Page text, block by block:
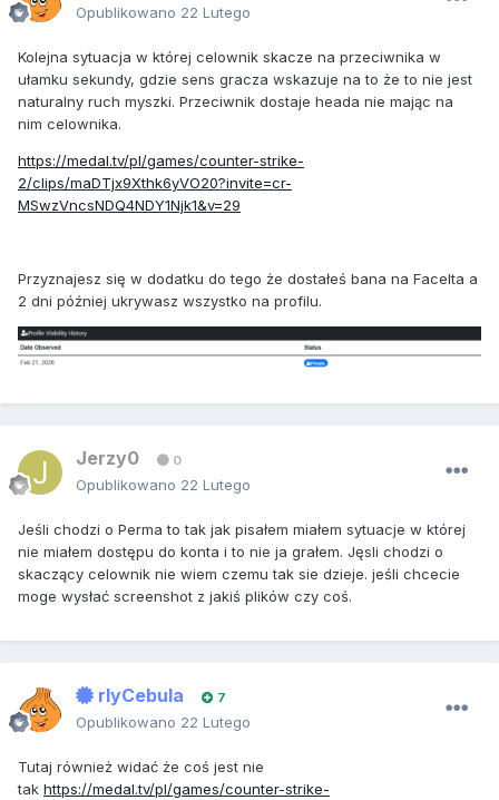
Opublikowano 22 Lutego
Kolejna sytuacja w której celownik skacze na przeciwnika w
ułamku sekundy, gdzie sens gracza wskazuje na to że to nie jest
naturalny ruch myszki. Przeciwnik dostaje heada nie mając na
nim celownika.
https://medal.tv/pl/games/counter-strike-
2/clips/maDTjx9Xthk6yVO20?invite=cr-
MSwzVncsNDQ4NDY1Njk1&v=29
Przyznajesz się w dodatku do tego że dostałeś bana na FaceIta a
2 dni później ukrywasz wszystko na profilu.
Jerzy0 0
Opublikowano 22 Lutego
Jeśli chodzi o Perma to tak jak pisałem miałem sytuacje w której
nie miałem dostępu do konta i to nie ja grałem. Jęsli chodzi o
skaczący celownik nie wiem czemu tak sie dzieje. jeśli chcecie
moge wysłać screenshot z jakiś plików czy coś.
rlyCebula 7
Opublikowano 22 Lutego
Tutaj również widać że coś jest nie
tak https://medal.tv/pl/games/counter-strike-